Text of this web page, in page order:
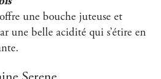
une bouche juteuse et
une belle acidité qui s’étire en